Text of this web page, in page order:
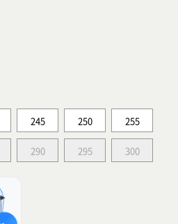
245 250 255
290 295 300